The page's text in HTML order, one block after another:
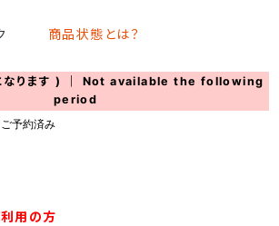
商品状態とは？
なります ) ｜ Not available the following
period
用の方